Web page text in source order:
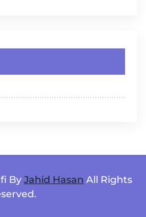
By Jahid Hasan All Rights